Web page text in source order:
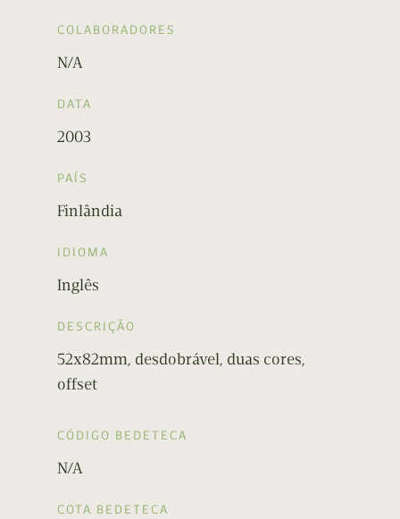
COLABORADORES
N/A
DATA
2003
PAÍS
Finlândia
IDIOMA
Inglês
DESCRIÇÃO
52x82mm, desdobrável, duas cores,
offset
CÓDIGO BEDETECA
N/A
COTA BEDETECA